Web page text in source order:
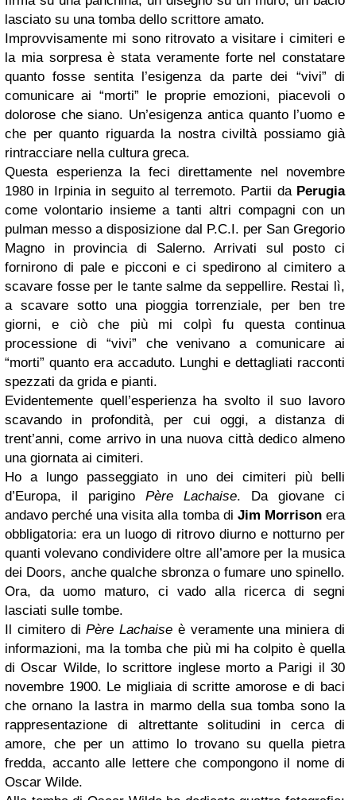
lasciato su una tomba dello scrittore amato.
Improvvisamente mi sono ritrovato a visitare i cimiteri e
la mia sorpresa è stata veramente forte nel constatare
quanto fosse sentita l’esigenza da parte dei “vivi” di
comunicare ai “morti” le proprie emozioni, piacevoli o
dolorose che siano. Un’esigenza antica quanto l’uomo e
che per quanto riguarda la nostra civiltà possiamo già
rintracciare nella cultura greca.
Questa esperienza la feci direttamente nel novembre
1980 in Irpinia in seguito al terremoto. Partii da Perugia
come volontario insieme a tanti altri compagni con un
pulman messo a disposizione dal P.C.I. per San Gregorio
Magno in provincia di Salerno. Arrivati sul posto ci
fornirono di pale e picconi e ci spedirono al cimitero a
scavare fosse per le tante salme da seppellire. Restai lì,
a scavare sotto una pioggia torrenziale, per ben tre
giorni, e ciò che più mi colpì fu questa continua
processione di “vivi” che venivano a comunicare ai
“morti” quanto era accaduto. Lunghi e dettagliati racconti
spezzati da grida e pianti.
Evidentemente quell’esperienza ha svolto il suo lavoro
scavando in profondità, per cui oggi, a distanza di
trent’anni, come arrivo in una nuova città dedico almeno
una giornata ai cimiteri.
Ho a lungo passeggiato in uno dei cimiteri più belli
d’Europa, il parigino Père Lachaise. Da giovane ci
andavo perché una visita alla tomba di Jim Morrisonera
obbligatoria: era un luogo di ritrovo diurno e notturno per
quanti volevano condividere oltre all’amore per la musica
dei Doors, anche qualche sbronza o fumare uno spinello.
Ora, da uomo maturo, ci vado alla ricerca di segni
lasciati sulle tombe.
Il cimitero diPère Lachaise è veramente una miniera di
informazioni, ma la tomba che più mi ha colpito è quella
di Oscar Wilde, lo scrittore inglese morto a Parigi il 30
novembre 1900. Le migliaia di scritte amorose e di baci
che ornano la lastra in marmo della sua tomba sono la
rappresentazione di altrettante solitudini in cerca di
amore, che per un attimo lo trovano su quella pietra
fredda, accanto alle lettere che compongono il nome di
Oscar Wilde.